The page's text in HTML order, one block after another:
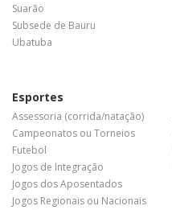
Suarão
Subsede de Bauru
Ubatuba
Esportes
Assessoria (corrida/natação)
Campeonatos ou Torneios
Futebol
Jogos de Integração
Jogos dos Aposentados
Jogos Regionais ou Nacionais